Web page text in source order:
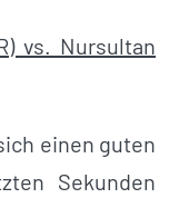
vs. Nursultan
einen guten
Sekunden